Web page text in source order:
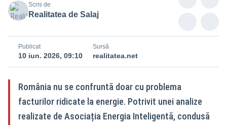
Scris de
Realitatea de Salaj
Publicat
10 iun. 2026, 09:10
Sursă
realitatea.net
România nu se confruntă doar cu problema
facturilor ridicate la energie. Potrivit unei analize
realizate de Asociația Energia Inteligentă, condusă